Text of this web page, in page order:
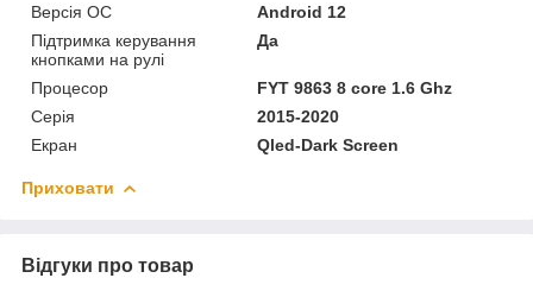
Версія ОС
Android 12
Підтримка керування
кнопками на рулі
Да
Процесор
FYT 9863 8 core 1.6 Ghz
Серія
2015-2020
Екран
Qled-Dark Screen
Приховати
Відгуки про товар